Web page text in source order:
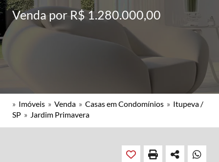
Venda por R$ 1.280.000,00
» Imóveis » Venda » Casas em Condomínios » Itupeva /
SP » Jardim Primavera